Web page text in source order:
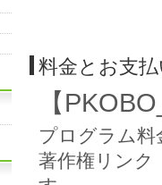
料金とお支
【
プログラム
著作権リンク